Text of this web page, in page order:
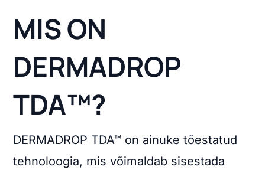
MIS ON
DERMADROP
TDA™?
DERMADROP TDA™ on ainuke tõestatud
tehnoloogia, mis võimaldab sisestada